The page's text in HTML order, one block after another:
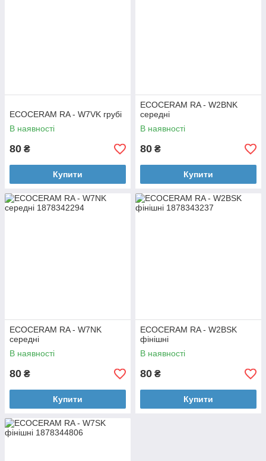
ECOCERAM RA - W7VK грубі
В наявності
80 ₴
Купити
ECOCERAM RA - W2BNK
середні
В наявності
80 ₴
Купити
ECOCERAM RA - W7NK
середні
В наявності
80 ₴
Купити
ECOCERAM RA - W2BSK
фінішні
В наявності
80 ₴
Купити